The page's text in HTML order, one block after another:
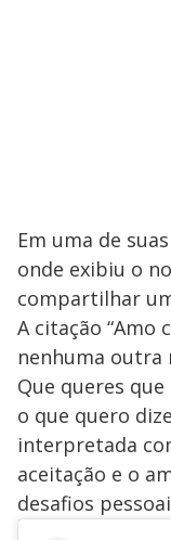
Em uma de
onde exibiu o
compartilhar
A citação “Amo
nenhuma outra
Que queres
o que quero
interpretada
aceitação e o
desafios